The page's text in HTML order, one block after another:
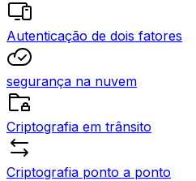
Autenticação de dois fatores
segurança na nuvem
Criptografia em trânsito
Criptografia ponto a ponto